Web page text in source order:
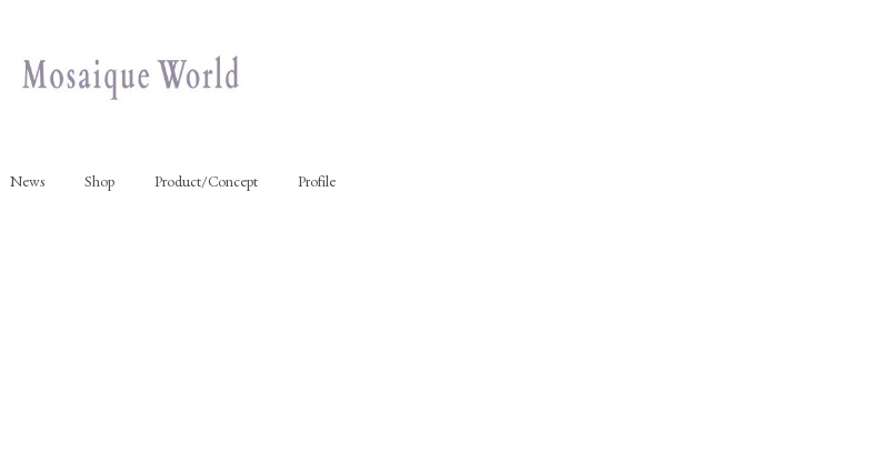
News Shop Product/Concept Profile